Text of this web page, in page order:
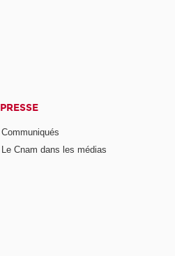
PRESSE
Communiqués
Le Cnam dans les médias